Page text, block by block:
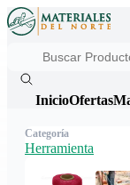
InicioOfertas
Categoría
Herramienta